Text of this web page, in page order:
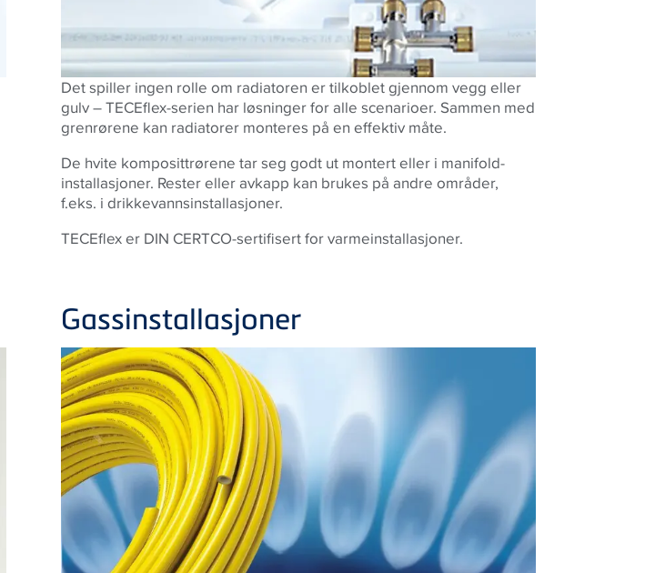
Det spiller ingen rolle om radiatoren er tilkoblet gjennom vegg eller
gulv – TECEflex-serien har løsninger for alle scenarioer. Sammen med
grenrørene kan radiatorer monteres på en effektiv måte.
De hvite komposittrørene tar seg godt ut montert eller i manifold-
installasjoner. Rester eller avkapp kan brukes på andre områder,
f.eks. i drikkevannsinstallasjoner.
TECEflex er DIN CERTCO-sertifisert for varmeinstallasjoner.
Gassinstallasjoner